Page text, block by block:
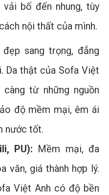
bố đến nhung, tùy
nội thất của mình.
sang trọng, đẳng
Da thật của Sofa Việt
từ những nguồn
độ mềm mại, êm ái
nước tốt.
PU): Mềm mại, đa
văn, giá thành hợp lý.
Việt Anh có độ bền